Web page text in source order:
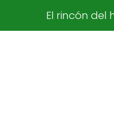
El rincón del